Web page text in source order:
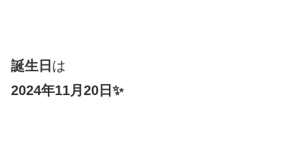
誕生日 は
2024年11月20日✨